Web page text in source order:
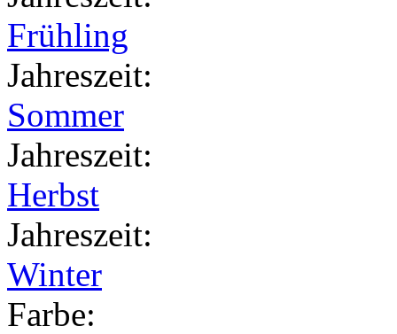
Frühling
Jahreszeit:
Sommer
Jahreszeit:
Herbst
Jahreszeit:
Winter
Farbe: